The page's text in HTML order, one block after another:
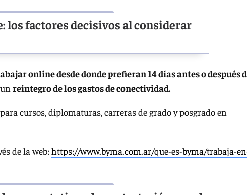
los factores decisivos al considerar
online desde donde prefieran 14 días antes o después
reintegro de los gastos de conectividad.
cursos, diplomaturas, carreras de grado y posgrado en
de la web:https://www.byma.com.ar/que-es-byma/trabaja-